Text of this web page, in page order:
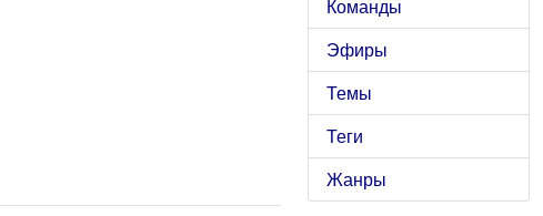
Команды
Эфиры
Темы
Теги
Жанры